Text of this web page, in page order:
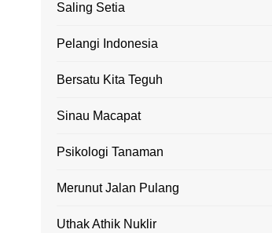
Saling Setia
Pelangi Indonesia
Bersatu Kita Teguh
Sinau Macapat
Psikologi Tanaman
Merunut Jalan Pulang
Uthak Athik Nuklir